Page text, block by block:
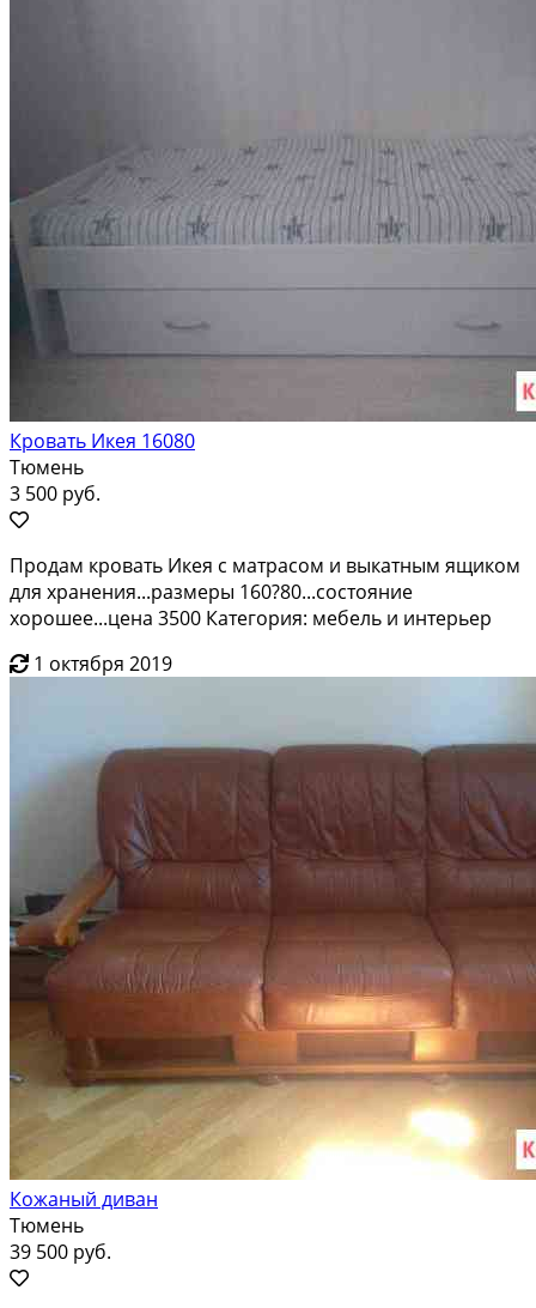
Кровать Икея 16080
Тюмень
3 500 руб.
Продам кровать Икея с матрасом и выкатным ящиком
для хранения...размеры 160?80...состояние
хорошее...цена 3500 Категория: мебель и интерьер
1 октября 2019
Кожаный диван
Тюмень
39 500 руб.